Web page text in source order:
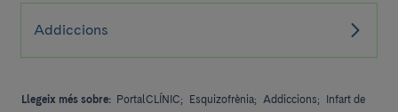
Addiccions
Llegeix més sobre: PortalCLÍNIC; Esquizofrènia; Addiccions;
Infart de